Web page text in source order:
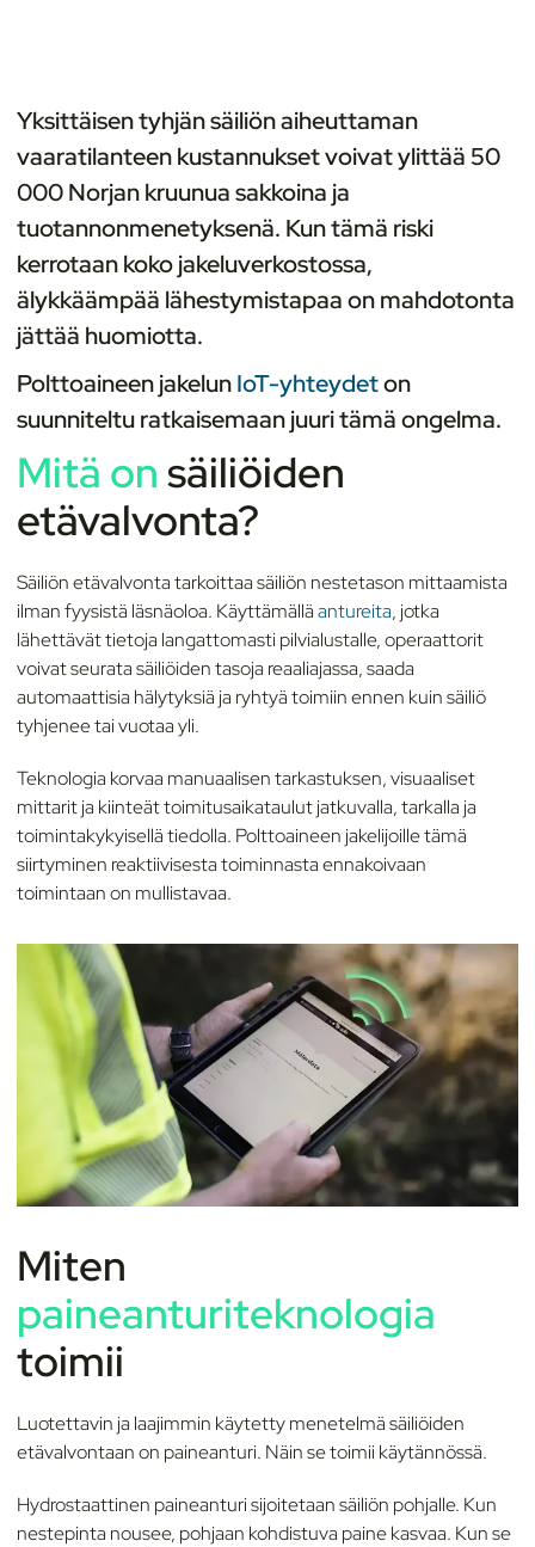
Yksittäisen tyhjän säiliön aiheuttaman
vaaratilanteen kustannukset voivat ylittää 50
000 Norjan kruunua sakkoina ja
tuotannonmenetyksenä. Kun tämä riski
kerrotaan koko jakeluverkostossa,
älykkäämpää lähestymistapaa on mahdotonta
jättää huomiotta.
Polttoaineen jakelunIoT-yhteydeton
suunniteltu ratkaisemaan juuri tämä ongelma.
Mitä onsäiliöiden
etävalvonta?
Säiliön etävalvonta tarkoittaa säiliön nestetason mittaamista
ilman fyysistä läsnäoloa. Käyttämälläantureita, jotka
lähettävät tietoja langattomasti pilvialustalle, operaattorit
voivat seurata säiliöiden tasoja reaaliajassa, saada
automaattisia hälytyksiä ja ryhtyä toimiin ennen kuin säiliö
tyhjenee tai vuotaa yli.
Teknologia korvaa manuaalisen tarkastuksen, visuaaliset
mittarit ja kiinteät toimitusaikataulut jatkuvalla, tarkalla ja
toimintakykyisellä tiedolla. Polttoaineen jakelijoille tämä
siirtyminen reaktiivisesta toiminnasta ennakoivaan
toimintaan on mullistavaa.
Miten
paineanturiteknologia
toimii
Luotettavin ja laajimmin käytetty menetelmä säiliöiden
etävalvontaan on paineanturi. Näin se toimii käytännössä.
Hydrostaattinen paineanturi sijoitetaan säiliön pohjalle. Kun
nestepinta nousee, pohjaan kohdistuva paine kasvaa. Kun se